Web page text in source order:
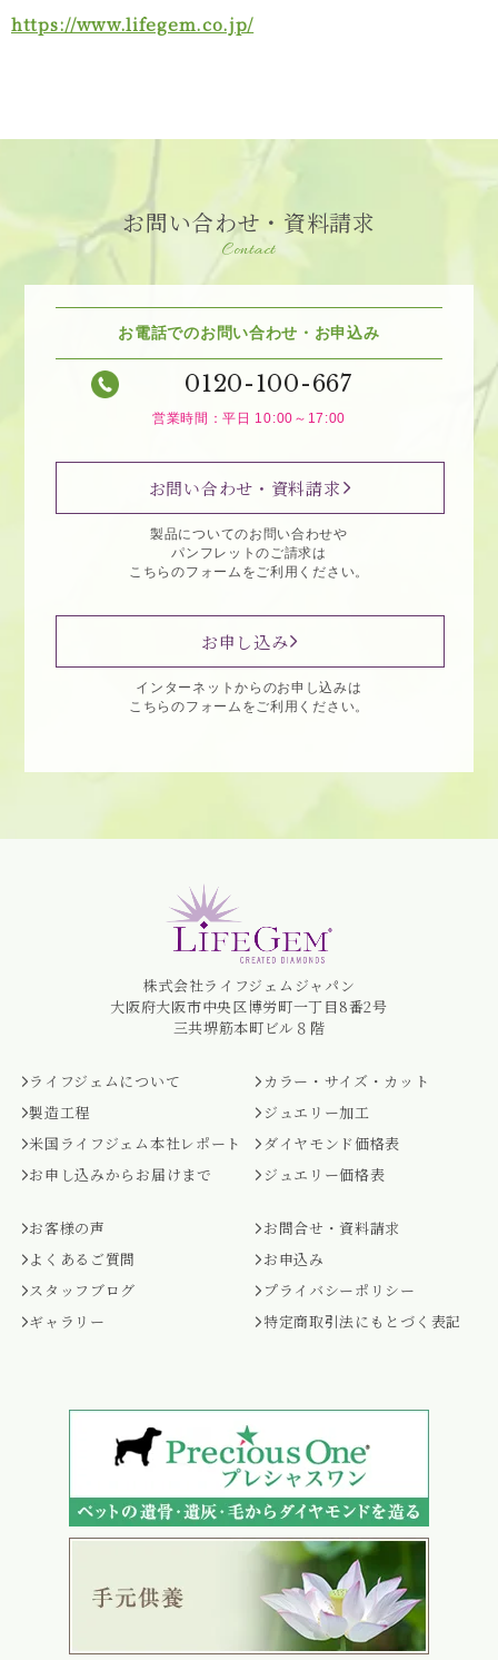
https://www.lifegem.co.jp/
お問い合わせ・資料請求
Contact
お電話でのお問い合わせ・お申込み
0120-100-667
営業時間：平日 10:00～17:00
お問い合わせ・資料請求
製品についてのお問い合わせや
パンフレットのご請求は
こちらのフォームをご利用ください。
お申し込み
インターネットからのお申し込みは
こちらのフォームをご利用ください。
株式会社ライフジェムジャパン
大阪府大阪市中央区博労町一丁目8番2号
三共堺筋本町ビル８階
ライフジェムについて
製造工程
米国ライフジェム本社レポート
お申し込みからお届けまで
カラー・サイズ・カット
ジュエリー加工
ダイヤモンド価格表
ジュエリー価格表
お客様の声
よくあるご質問
スタッフブログ
ギャラリー
お問合せ・資料請求
お申込み
プライバシーポリシー
特定商取引法にもとづく表記